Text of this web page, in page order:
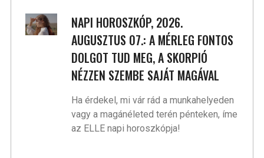
NAPI HOROSZKÓP, 2026.
AUGUSZTUS 07.: A MÉRLEG FONTOS
DOLGOT TUD MEG, A SKORPIÓ
NÉZZEN SZEMBE SAJÁT MAGÁVAL
Ha érdekel, mi vár rád a munkahelyeden
vagy a magánéleted terén pénteken, íme
az ELLE napi horoszkópja!